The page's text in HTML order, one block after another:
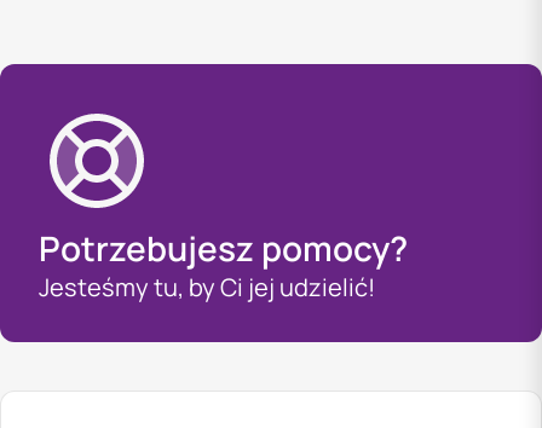
Potrzebujesz pomocy?
Jesteśmy tu, by Ci jej udzielić!